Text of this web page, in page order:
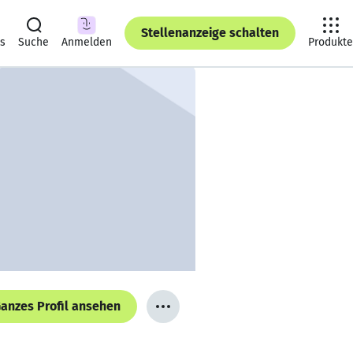
Suche Anmelden
Stellenanzeige schalten
Produkte
Profil ansehen